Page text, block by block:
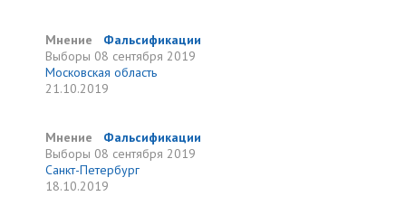
Мнение
Фальсификации
Выборы 08 сентября 2019
Московская область
21.10.2019
Мнение
Фальсификации
Выборы 08 сентября 2019
Санкт-Петербург
18.10.2019